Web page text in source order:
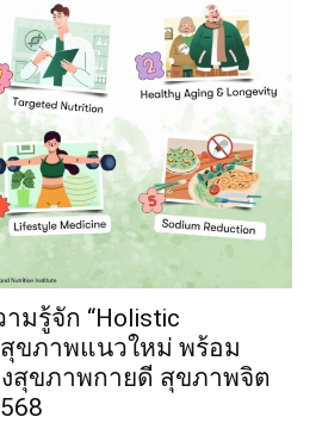
มรู้จัก “Holistic
สุขภาพแนวใหม่ พร้อม
สุขภาพกายดี สุขภาพจิต